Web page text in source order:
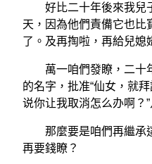
好比二十年後來我兒
天，因為他們責備它也
了。及再掏啦，再給兒媳
萬一咱們發瞭，二十年
的名字，批准“仙女，就
说你让我取消怎么办啊？
那麼要是咱們再繼承
再要錢瞭？